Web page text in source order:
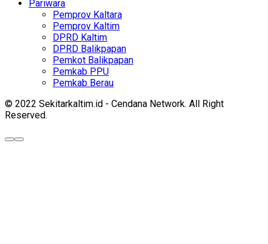
Pariwara
Pemprov Kaltara
Pemprov Kaltim
DPRD Kaltim
DPRD Balikpapan
Pemkot Balikpapan
Pemkab PPU
Pemkab Berau
© 2022 Sekitarkaltim.id - Cendana Network. All Right
Reserved.